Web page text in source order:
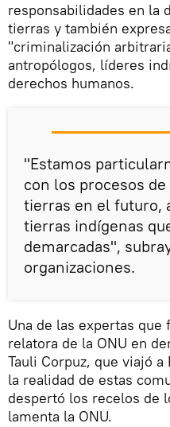
responsabilidades en la
tierras y también
"criminalización
antropólogos, líderes
derechos humanos.
"Estamos
con los procesos
tierras en el futuro,
tierras indígenas
demarcadas",
organizaciones.
Una de las expertas
relatora de la ONU en
Tauli Corpuz, que viajó
la realidad de estas
despertó los recelos de
lamenta la ONU.